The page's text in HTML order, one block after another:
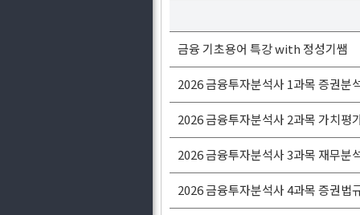
금융 기초용어 특강 with 정성기쌤
2026 금융투자분석사 1과목 증권분
2026 금융투자분석사 2과목 가치평
2026 금융투자분석사 3과목 재무분
2026 금융투자분석사 4과목 증권법